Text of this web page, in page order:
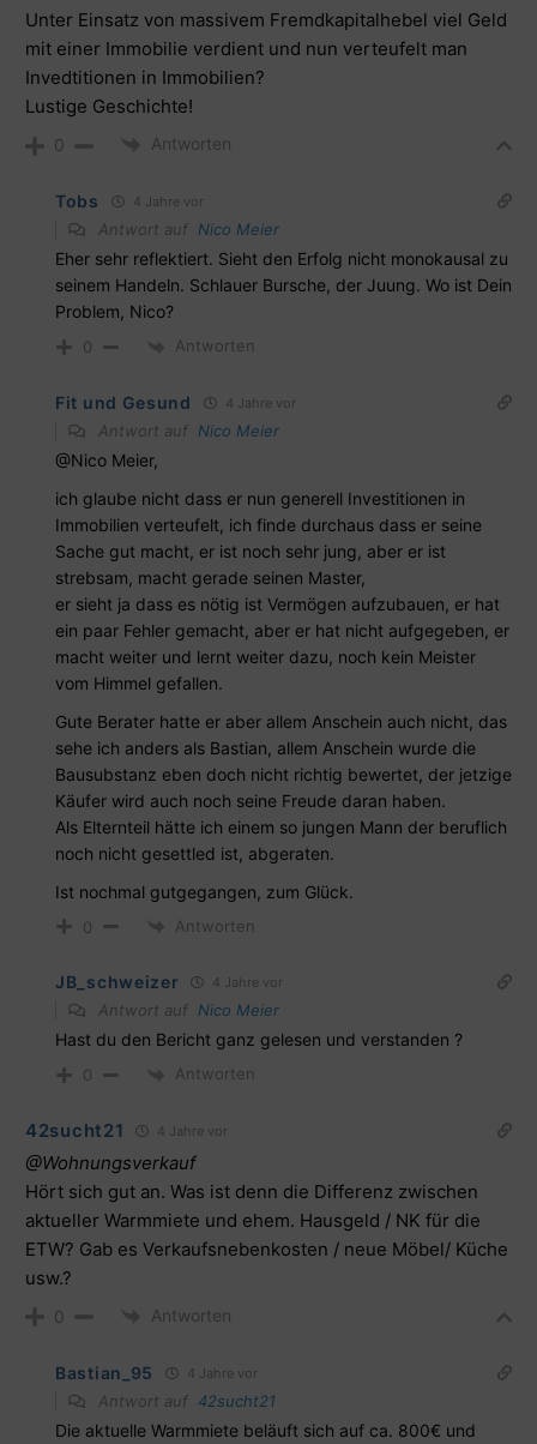
Unter Einsatz von massivem Fremdkapitalhebel viel Geld
mit einer Immobilie verdient und nun verteufelt man
Invedtitionen in Immobilien?
Lustige Geschichte!
0 Antworten
Tobs 4 Jahre vor
Antwort auf Nico Meier
Eher sehr reflektiert. Sieht den Erfolg nicht monokausal zu
seinem Handeln. Schlauer Bursche, der Juung. Wo ist Dein
Problem, Nico?
0 Antworten
Fit und Gesund 4 Jahre vor
Antwort auf Nico Meier
@Nico Meier,
ich glaube nicht dass er nun generell Investitionen in
Immobilien verteufelt, ich finde durchaus dass er seine
Sache gut macht, er ist noch sehr jung, aber er ist
strebsam, macht gerade seinen Master,
er sieht ja dass es nötig ist Vermögen aufzubauen, er hat
ein paar Fehler gemacht, aber er hat nicht aufgegeben, er
macht weiter und lernt weiter dazu, noch kein Meister
vom Himmel gefallen.
Gute Berater hatte er aber allem Anschein auch nicht, das
sehe ich anders als Bastian, allem Anschein wurde die
Bausubstanz eben doch nicht richtig bewertet, der jetzige
Käufer wird auch noch seine Freude daran haben.
Als Elternteil hätte ich einem so jungen Mann der beruflich
noch nicht gesettled ist, abgeraten.
Ist nochmal gutgegangen, zum Glück.
0 Antworten
JB_schweizer 4 Jahre vor
Antwort auf Nico Meier
Hast du den Bericht ganz gelesen und verstanden ?
0 Antworten
42sucht21 4 Jahre vor
@Wohnungsverkauf
Hört sich gut an. Was ist denn die Differenz zwischen
aktueller Warmmiete und ehem. Hausgeld / NK für die
ETW? Gab es Verkaufsnebenkosten / neue Möbel/ Küche
usw.?
0 Antworten
Bastian_95 4 Jahre vor
Antwort auf 42sucht21
Die aktuelle Warmmiete beläuft sich auf ca. 800€ und